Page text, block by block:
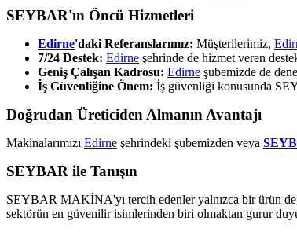
SEYBAR'ın Öncü Hizmetleri
Edirne'daki Referanslarımız: Müşterilerimiz,
7/24 Destek: Edirne şehrinde de hizmet veren
Geniş Çalışan Kadrosu: Edirne şubemizde de
İş Güvenliğine Önem: İş güvenliği konusunda
Doğrudan Üreticiden Almanın Avantajı
Makinalarımızı Edirne şehrindeki şubemizden veya
SEYBAR ile Tanışın
SEYBAR MAKİNA'yı tercih edenler yalnızca bir ürün
sektörün en güvenilir isimlerinden biri olmaktan gurur